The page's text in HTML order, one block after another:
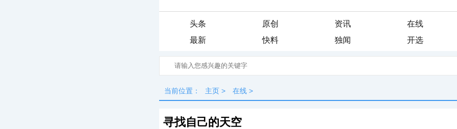
头条 原创 资讯
在线
最新
快料 独闻 开选
当前位置： 主页 > 在线 >
寻找自己的天空